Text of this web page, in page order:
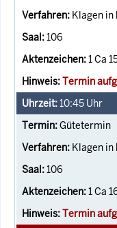
Klagen
106
1 Ca
Termin
10:45 Uhr
Gütetermin
Klagen
106
1 Ca
Termin